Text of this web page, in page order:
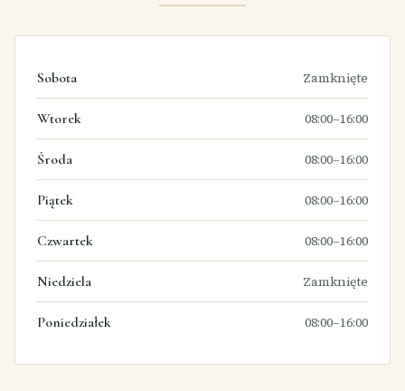
Sobota Zamknięte
Wtorek 08:00–16:00
Środa 08:00–16:00
Piątek 08:00–16:00
Czwartek 08:00–16:00
Niedziela Zamknięte
Poniedziałek 08:00–16:00